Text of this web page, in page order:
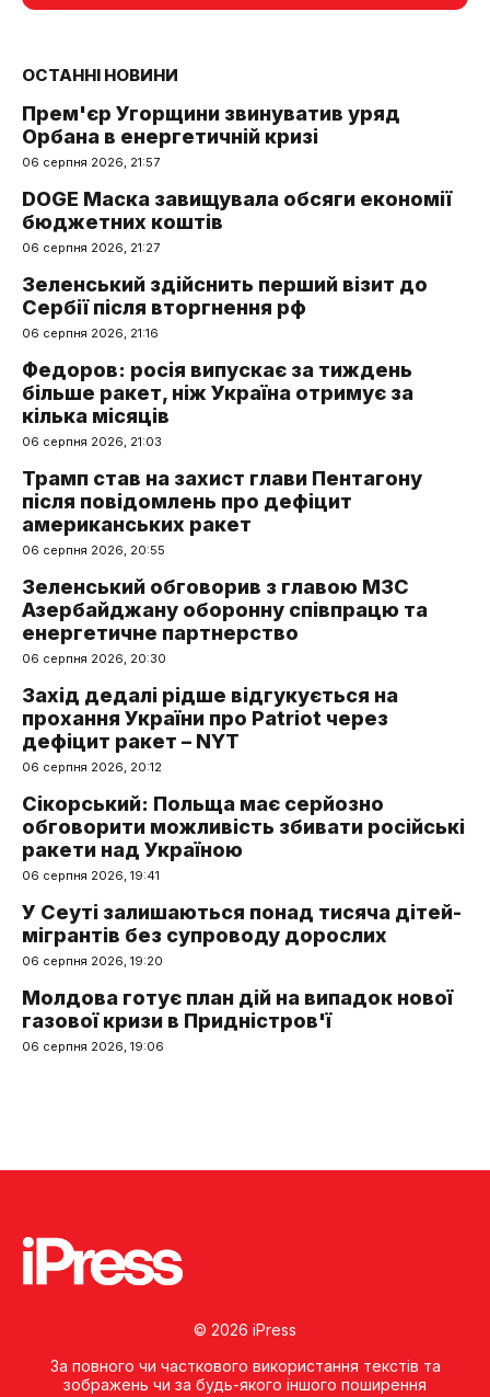
ОСТАННІ НОВИНИ
Прем'єр Угорщини звинуватив уряд
Орбана в енергетичній кризі
06 серпня 2026, 21:57
DOGE Маска завищувала обсяги економії
бюджетних коштів
06 серпня 2026, 21:27
Зеленський здійснить перший візит до
Сербії після вторгнення рф
06 серпня 2026, 21:16
Федоров: росія випускає за тиждень
більше ракет, ніж Україна отримує за
кілька місяців
06 серпня 2026, 21:03
Трамп став на захист глави Пентагону
після повідомлень про дефіцит
американських ракет
06 серпня 2026, 20:55
Зеленський обговорив з главою МЗС
Азербайджану оборонну співпрацю та
енергетичне партнерство
06 серпня 2026, 20:30
Захід дедалі рідше відгукується на
прохання України про Patriot через
дефіцит ракет – NYT
06 серпня 2026, 20:12
Сікорський: Польща має серйозно
обговорити можливість збивати російські
ракети над Україною
06 серпня 2026, 19:41
У Сеуті залишаються понад тисяча дітей-
мігрантів без супроводу дорослих
06 серпня 2026, 19:20
Молдова готує план дій на випадок нової
газової кризи в Придністров'ї
06 серпня 2026, 19:06
© 2026 iPress
За повного чи часткового використання текстів та
зображень чи за будь-якого іншого поширення